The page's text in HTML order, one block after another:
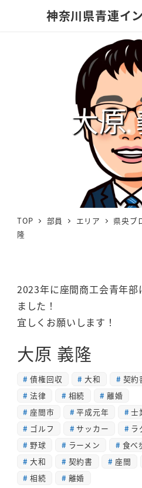
神奈川県青連イ
大原
TOP 部員 エリア 県央ブ
隆
2023年に座間商工会青年部
ました！
宜しくお願いします！
大原 義隆
債権回収 大和 契約
法律
相続
離婚
座間市
平成元年 士
ゴルフ
サッカー ラ
野球
ラーメン 食べ
大和
契約書 座間
相続
離婚